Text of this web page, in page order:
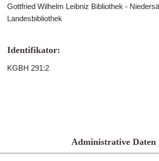
Gottfried Wilhelm Leibniz Bibliothek -
Landesbibliothek
Identifikator:
KGBH 291:2
Administrative Daten